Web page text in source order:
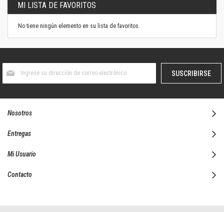
MI LISTA DE FAVORITOS
No tiene ningún elemento en su lista de favoritos.
boletín
SUSCRIBIRSE
Nosotros
Entregas
Mi Usuario
Contacto